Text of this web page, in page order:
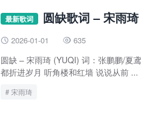
最新歌词 圆缺歌词 – 宋雨
 2026-01-01  635
圆缺 – 宋雨琦 (YUQI) 词：张鹏鹏/夏
都折进岁月 听角楼和红墙 说说从前 ...
宋雨琦